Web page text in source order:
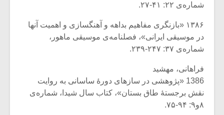
شماره‌ی ۲۲: ۴۱-۲۷.
۱۳۸۶ «بازنگری مفاهیم بداهه و آهنگسازی و اهمیت آنها
در موسیقی ایرانی»، فصلنامه‌ی موسیقی ماهور،
شماره‌ی ۳۷: ۲۴۷-۲۳۹.
فراهانی، مهشید
1386 «پژوهشی در سازهای دورۀ ساسانی به روایت
نقش برجستۀ طاق بستان»، کتاب سال شیدا، شماره‌ی
۸و۹: ۹۴-۷۵.